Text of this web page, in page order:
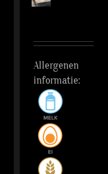
Allergenen
informatie: